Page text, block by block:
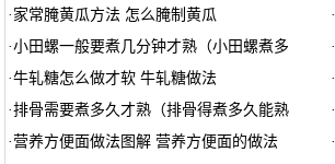
· 家常腌黄瓜方法 怎么腌制黄瓜 ·
·小田螺一般要煮几分钟才熟（小田螺煮多 ·
·牛轧糖怎么做才软 牛轧糖做法 ·
·排骨需要煮多久才熟（排骨得煮多久能熟 ·
· 营养方便面做法图解 营养方便面的做法 ·